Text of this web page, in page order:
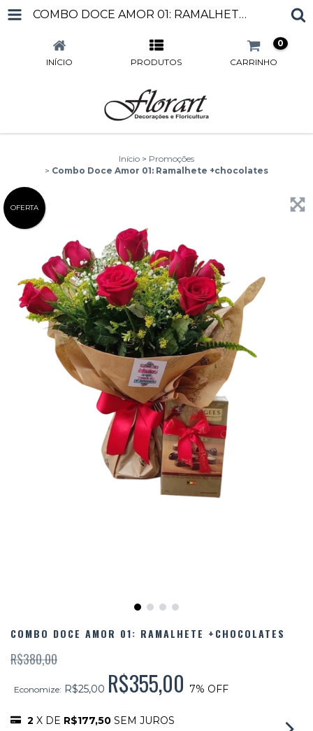
COMBO DOCE AMOR 01: RAMALHETE +CHOCOLATES
INÍCIO PRODUTOS CARRINHO
0
Início > Promoções
> Combo Doce Amor 01: Ramalhete +chocolates
OFERTA
COMBO DOCE AMOR 01: RAMALHETE +CHOCOLATES
R$380,00
Economize: R$25,00 R$355,00 7% OFF
2 X DE R$177,50 SEM JUROS